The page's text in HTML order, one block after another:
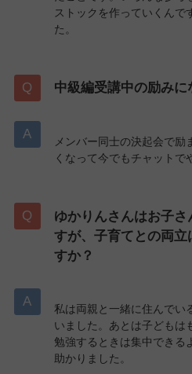
ストックを作っていくんで
た。
中級編受講中の励みに
メンバー同士の決起会で励
くなって今でもチャットで
ゆかりんさんはお子
すが、子育てとの両
すか？
私は両親と一緒に住んでい
いました。あとは子どもは
勉強するときは集中できる
助かりました。